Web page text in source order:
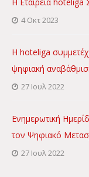
4 Οκτ 2023
Η hoteliga
ψηφιακή
27 Ιουλ 2022
Ενημερωτική
τον Ψηφιακό
27 Ιουλ 2022